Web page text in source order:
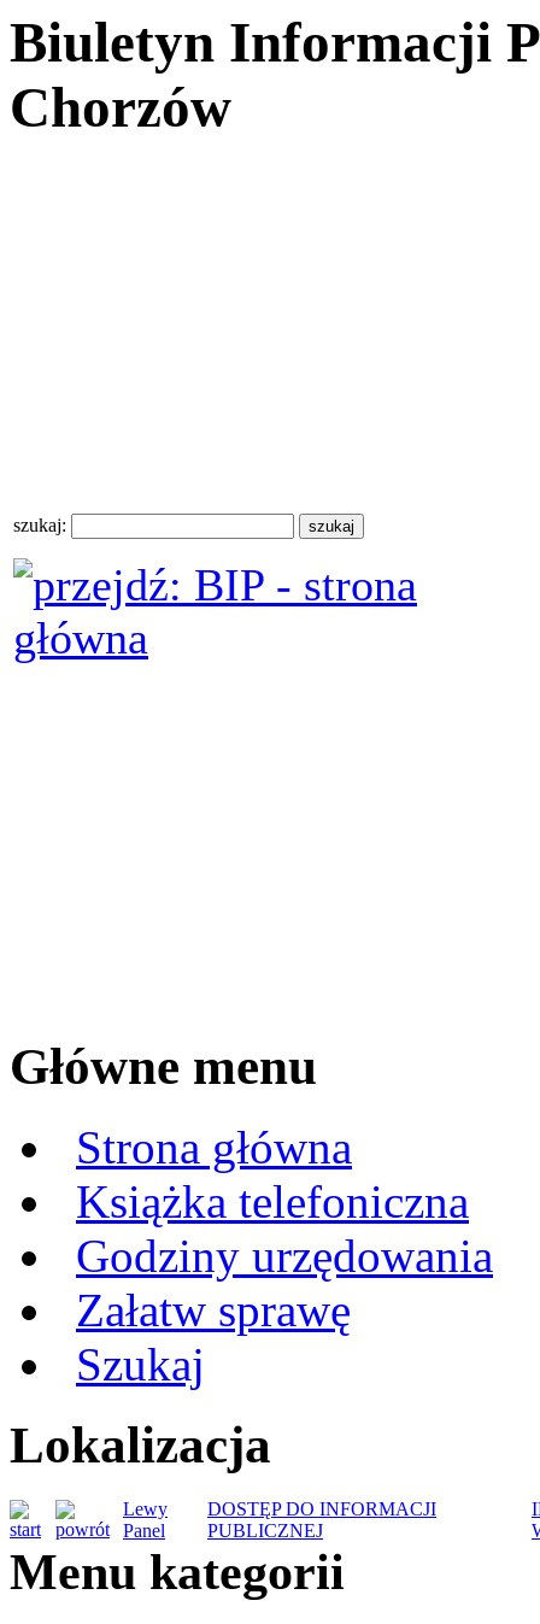
Biuletyn Informacji
Chorzów
szukaj:
Główne menu
Strona główna
Książka telefoniczna
Godziny urzędowania
Załatw sprawę
Szukaj
Lokalizacja
Lewy
Panel
DOSTĘP DO INFORMACJI
PUBLICZNEJ
Menu kategorii